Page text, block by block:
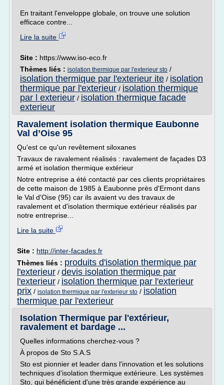
En traitant l'enveloppe globale, on trouve une solution
efficace contre...
Lire la suite
Site : https://www.iso-eco.fr
Thèmes liés : isolation thermique par l'exterieur sto /
isolation thermique par l'exterieur ite / isolation
thermique par l'exterieur / isolation thermique
par l exterieur / isolation thermique facade
exterieur
Ravalement isolation thermique Eaubonne
Val d’Oise 95
Qu'est ce qu'un revêtement siloxanes
Travaux de ravalement réalisés : ravalement de façades D3
armé et isolation thermique extérieur
Notre entreprise a été contacté par ces clients propriétaires
de cette maison de 1985 à Eaubonne près d'Ermont dans
le Val d'Oise (95) car ils avaient vu des travaux de
ravalement et d'isolation thermique extérieur réalisés par
notre entreprise...
Lire la suite
Site : http://inter-facades.fr
Thèmes liés : produits d'isolation thermique par
l'exterieur / devis isolation thermique par
l'exterieur / isolation thermique par l'exterieur
prix / isolation thermique par l'exterieur sto / isolation
thermique par l'exterieur
Isolation Thermique par l'extérieur,
ravalement et bardage ...
Quelles informations cherchez-vous ?
À propos de Sto S.A.S
Sto est pionnier et leader dans l'innovation et les solutions
techniques d'isolation thermique extérieure. Les systèmes
Sto, qui bénéficient d'une très grande expérience au